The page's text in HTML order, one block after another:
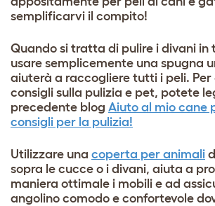
semplificarvi il compito!
Quando si tratta di pulire i divani in
usare semplicemente una spugna
aiuterà a raccogliere tutti i peli.
consigli sulla pulizia e pet, potete
precedente blog Aiuto al mio cane
consigli per la pulizia!
Utilizzare una coperta per animali
sopra le cucce o i divani, aiuta a
maniera ottimale i mobili e ad
angolino comodo e confortevole